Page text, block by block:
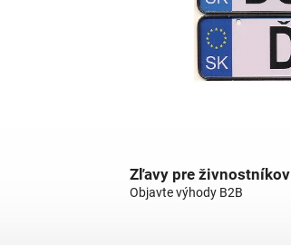
Zľavy pre živnostníkov
Objavte výhody B2B